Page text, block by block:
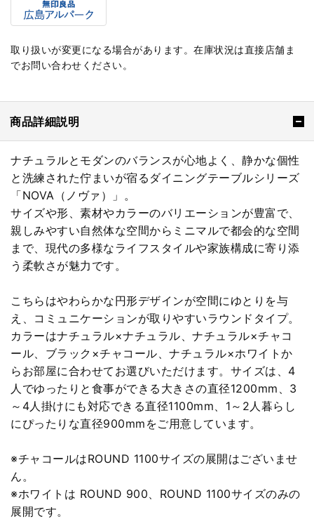
取り扱いが変更になる場合があります。在庫状況は直接店舗ま
でお問い合わせください。
商品詳細説明
ナチュラルとモダンのバランスが心地よく、静かな個性
と洗練された佇まいが宿るダイニングテーブルシリーズ
「NOVA（ノヴァ）」。
サイズや形、素材やカラーのバリエーションが豊富で、
親しみやすい自然体な空間からミニマルで都会的な空間
まで、現代の多様なライフスタイルや家族構成に寄り添
う柔軟さが魅力です。
こちらはやわらかな円形デザインが空間にゆとりを与
え、コミュニケーションが取りやすいラウンドタイプ。
カラーはナチュラル×ナチュラル、ナチュラル×チャコ
ール、ブラック×チャコール、ナチュラル×ホワイトか
らお部屋に合わせてお選びいただけます。サイズは、4
人でゆったりと食事ができる大きさの直径1200mm、3
～4人掛けにも対応できる直径1100mm、1～2人暮らし
にぴったりな直径900mmをご用意しています。
※チャコールはROUND 1100サイズの展開はございませ
ん。
※ホワイトは ROUND 900、ROUND 1100サイズのみの
展開です。